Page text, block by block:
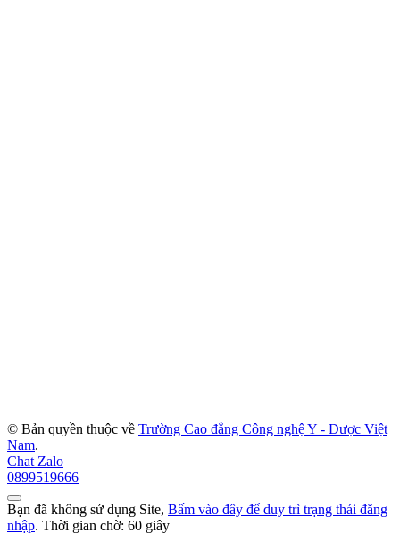
© Bản quyền thuộc về Trường Cao đẳng Công nghệ Y - Dược Việt
Nam.
Chat Zalo
0899519666
Bạn đã không sử dụng Site, Bấm vào đây để duy trì trạng thái đăng
nhập. Thời gian chờ: 60 giây